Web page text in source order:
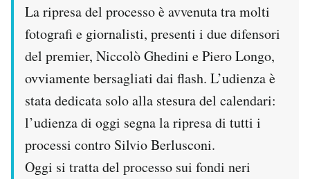
SHOP
CALENDARIO
AREA PERSONALE
Area Personale
La ripresa del processo è avvenuta tra molti
fotografi e giornalisti, presenti i due difensori
del premier, Niccolò Ghedini e Piero Longo,
ovviamente bersagliati dai flash. L’udienza è
stata dedicata solo alla stesura del calendari:
l’udienza di oggi segna la ripresa di tutti i
processi contro Silvio Berlusconi.
Oggi si tratta del processo sui fondi neri